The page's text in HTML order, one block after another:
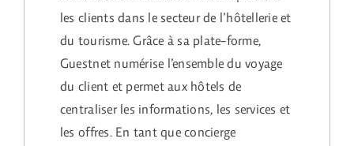
les clients dans le secteur de l’hôtellerie et
du tourisme. Grâce à sa plate-forme,
Guestnet numérise l’ensemble du voyage
du client et permet aux hôtels de
centraliser les informations, les services et
les offres. En tant que concierge